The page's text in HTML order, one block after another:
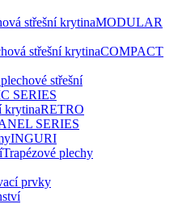
střešní krytinaMODULAR
střešní krytinaCOMPACT
střešní
SERIES
krytinaRETRO
SERIES
INGURI
Trapézové plechy
prvky